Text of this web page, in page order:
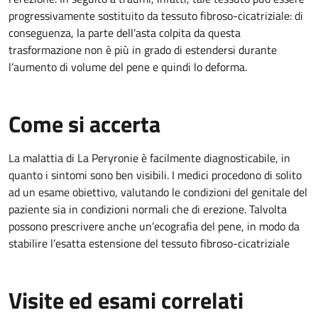
progressivamente sostituito da tessuto fibroso-cicatriziale: di
conseguenza, la parte dell’asta colpita da questa
trasformazione non è più in grado di estendersi durante
l’aumento di volume del pene e quindi lo deforma.
Come si accerta
La malattia di La Peryronie è facilmente diagnosticabile, in
quanto i sintomi sono ben visibili. I medici procedono di solito
ad un esame obiettivo, valutando le condizioni del genitale del
paziente sia in condizioni normali che di erezione. Talvolta
possono prescrivere anche un’ecografia del pene, in modo da
stabilire l’esatta estensione del tessuto fibroso-cicatriziale
Visite ed esami correlati